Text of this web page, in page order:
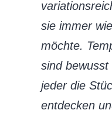
sie immer
möchte.
sind
jeder die
entdecken